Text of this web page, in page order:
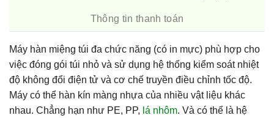
Thông tin thanh toán
Máy hàn miệng túi đa chức năng (có in mực) phù hợp cho
việc đóng gói túi nhỏ và sử dụng hệ thống kiểm soát nhiệt
độ không đổi điện tử và cơ chế truyền điều chỉnh tốc độ.
Máy có thể hàn kín màng nhựa của nhiều vật liệu khác
nhau. Chẳng hạn như PE, PP, lá nhôm. Và có thể là hệ